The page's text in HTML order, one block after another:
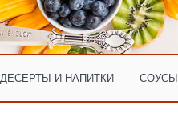
ДЕСЕРТЫ И НАПИТКИ СОУСЫ